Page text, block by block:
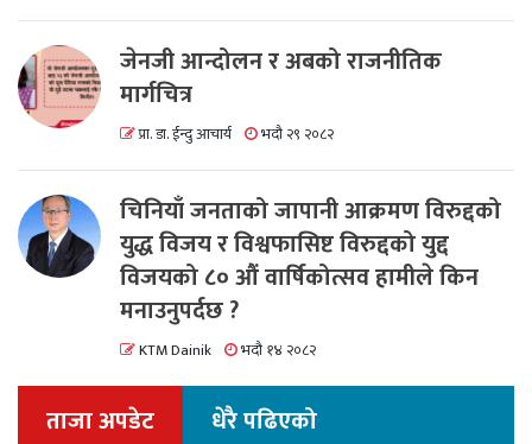
जेनजी आन्दोलन र अबको राजनीतिक
मार्गचित्र
प्रा. डा. ईन्दु आचार्य भदौ २९ २०८२
चिनियाँ जनताको जापानी आक्रमण विरुद्दको
युद्ध विजय र विश्वफासिष्ट विरुद्दको युद्द
विजयको ८० औं वार्षिकोत्सव हामीले किन
मनाउनुपर्दछ ?
KTM Dainik भदौ १४ २०८२
ताजा अपडेट धेरै पढिएको